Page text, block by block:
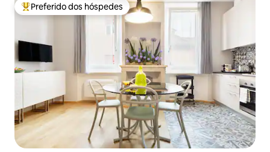
Entre os melhores preferidos dos hóspedes
Preferido dos hóspedes